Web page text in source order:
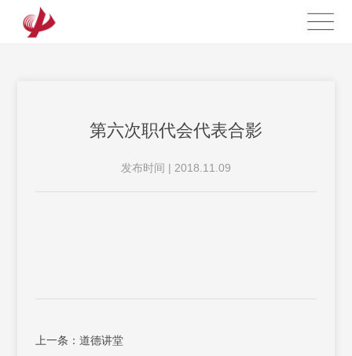
第六次职代会代表合影
发布时间 | 2018.11.09
上一条：道德讲堂